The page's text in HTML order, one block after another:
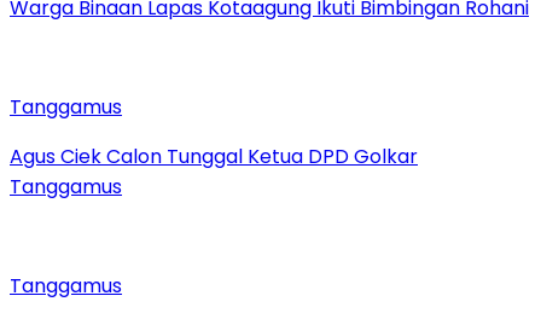
Warga Binaan Lapas Kotaagung Ikuti Bimbingan Rohani
Tanggamus
Agus Ciek Calon Tunggal Ketua DPD Golkar
Tanggamus
Tanggamus